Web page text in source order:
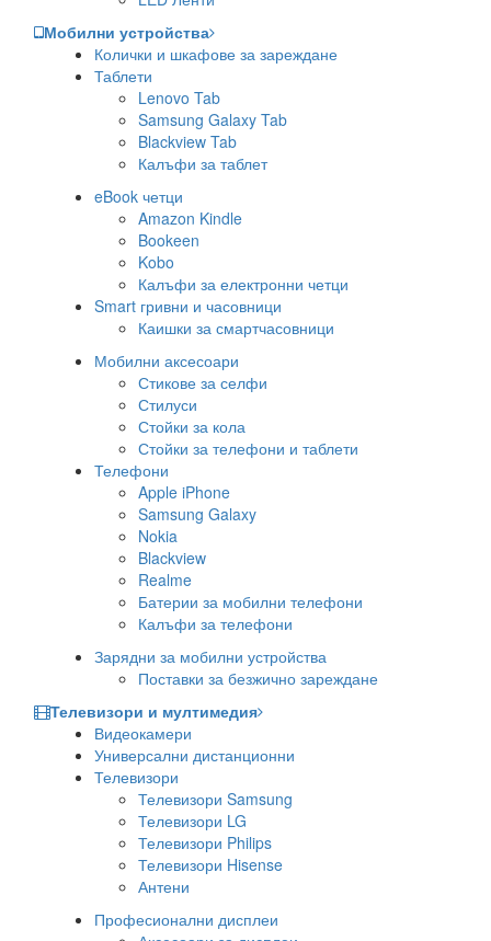
Мобилни устройства
Колички и шкафове за зареждане
Таблети
Lenovo Tab
Samsung Galaxy Tab
Blackview Tab
Калъфи за таблет
eBook четци
Amazon Kindle
Bookeen
Kobo
Калъфи за електронни четци
Smart гривни и часовници
Каишки за смартчасовници
Мобилни аксесоари
Стикове за селфи
Стилуси
Стойки за кола
Стойки за телефони и таблети
Телефони
Apple iPhone
Samsung Galaxy
Nokia
Blackview
Realme
Батерии за мобилни телефони
Калъфи за телефони
Зарядни за мобилни устройства
Поставки за безжично зареждане
Телевизори и мултимедия
Видеокамери
Универсални дистанционни
Телевизори
Телевизори Samsung
Телевизори LG
Телевизори Philips
Телевизори Hisense
Антени
Професионални дисплеи